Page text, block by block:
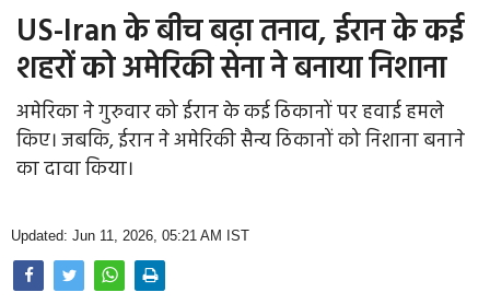
Office Office
Farm & Food
Health & Lifestyle
US-Iran के बीच बढ़ा तनाव, ईरान के कई
शहरों को अमेरिकी सेना ने बनाया निशाना
अमेरिका ने गुरुवार को ईरान के कई ठिकानों पर हवाई हमले
किए। जबकि, ईरान ने अमेरिकी सैन्य ठिकानों को निशाना बनाने
का दावा किया।
Updated: Jun 11, 2026, 05:21 AM IST